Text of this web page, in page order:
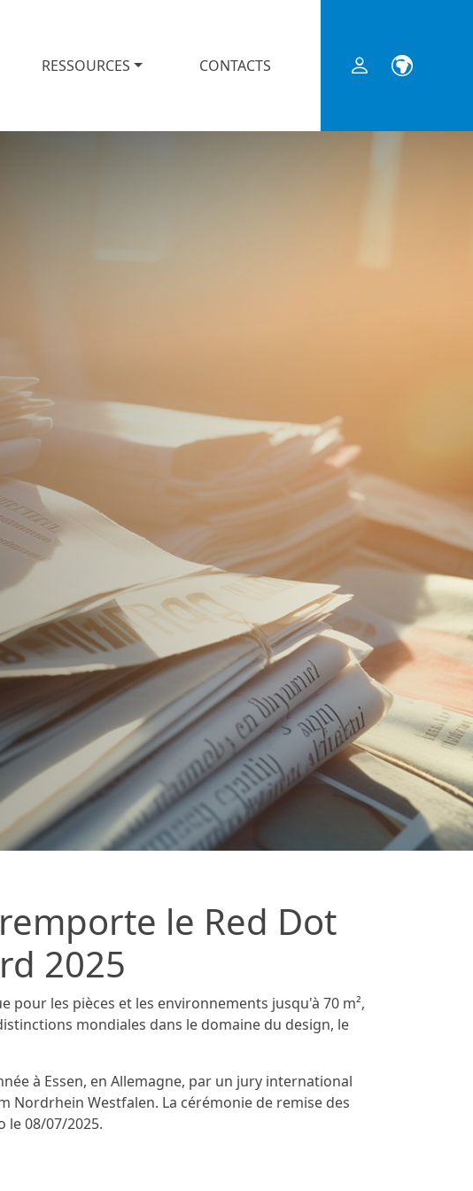
RESSOURCES CONTACTS
le Red Dot
2025
pour les pièces et les environnements jusqu'à 70 m²,
mondiales dans le domaine du design, le
à Essen, en Allemagne, par un jury international
Nordrhein Westfalen. La cérémonie de remise des
le 08/07/2025.